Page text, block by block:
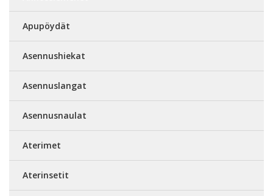
Apupöydät
Asennushiekat
Asennuslangat
Asennusnaulat
Aterimet
Aterinsetit